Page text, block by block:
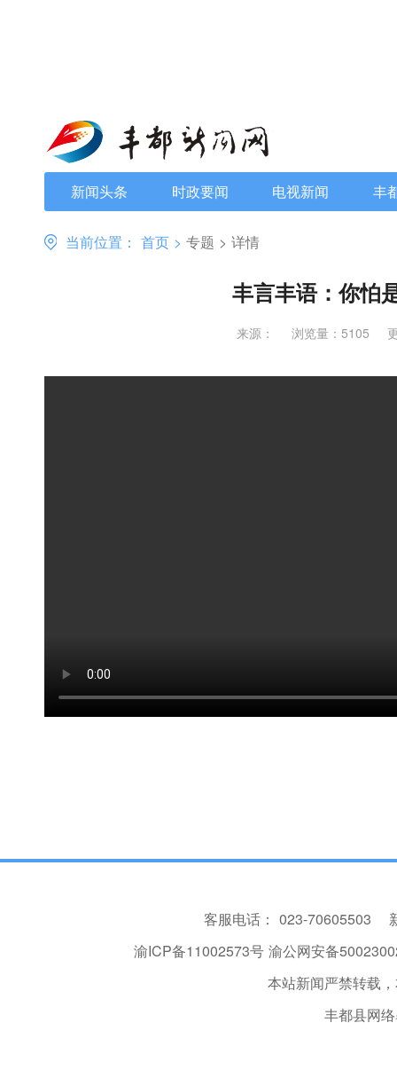
新闻头条 时政要闻 电视新闻 丰
当前位置： 首页 > 专题 > 详情
丰言丰语：你怕
来源： 浏览量：5105
客服电话： 023-70605503
渝ICP备11002573号 渝公网安备
本站新闻严禁转载
丰都县网